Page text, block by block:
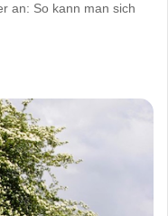
an: So kann man sich